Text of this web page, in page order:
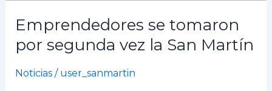
Emprendedores se tomaron
por segunda vez la San Martín
Noticias/ user_sanmartin
Emprendedores
tomaron
por